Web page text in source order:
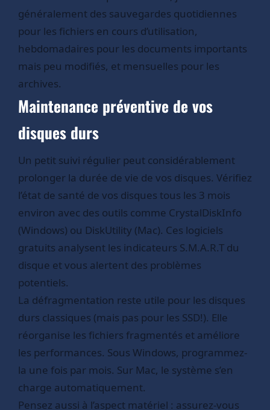
généralement des sauvegardes quotidiennes
pour les fichiers en cours d’utilisation,
hebdomadaires pour les documents importants
mais peu modifiés, et mensuelles pour les
archives.
Maintenance préventive de vos
disques durs
Un petit suivi régulier peut considérablement
prolonger la durée de vie de vos disques. Vérifiez
l’état de santé de vos disques tous les 3 mois
environ avec des outils comme CrystalDiskInfo
(Windows) ou DiskUtility (Mac). Ces logiciels
gratuits analysent les indicateurs S.M.A.R.T du
disque et vous alertent des problèmes
potentiels.
La défragmentation reste utile pour les disques
durs classiques (mais pas pour les SSD!). Elle
réorganise les fichiers fragmentés et améliore
les performances. Sous Windows, programmez-
la une fois par mois. Sur Mac, le système s’en
charge automatiquement.
Pensez aussi à l’aspect matériel : assurez-vous